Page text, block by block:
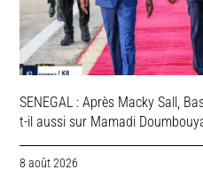
SENEGAL : Après Macky Sall,
t-il aussi sur Mamadi
8 août 2026